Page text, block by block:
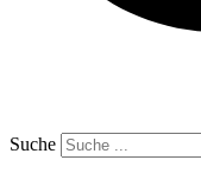
Suche